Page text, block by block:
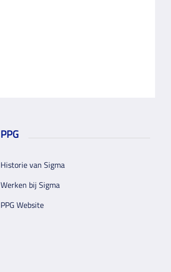
PPG
Historie van Sigma
Werken bij Sigma
PPG Website